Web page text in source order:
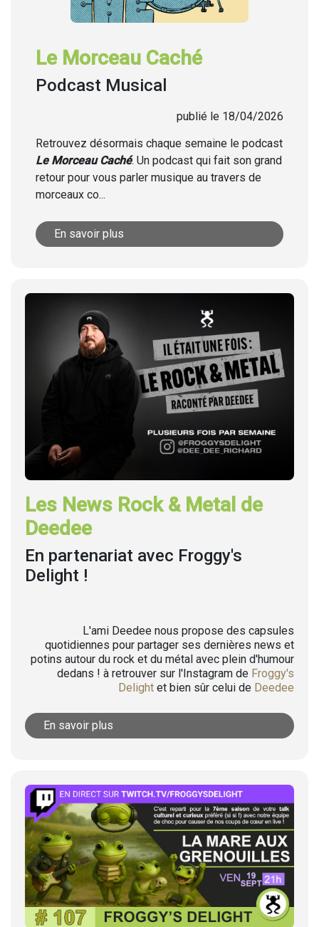
Le Morceau Caché
Podcast Musical
publié le 18/04/2026
Retrouvez désormais chaque semaine le podcast
Le Morceau Caché. Un podcast qui fait son grand
retour pour vous parler musique au travers de
morceaux co...
En savoir plus
Les News Rock & Metal de
Deedee
En partenariat avec Froggy's
Delight !
L'ami Deedee nous propose des capsules
quotidiennes pour partager ses dernières news et
potins autour du rock et du métal avec plein d'humour
dedans ! à retrouver sur l'Instagram de Froggy's
Delight et bien sûr celui de Deedee
En savoir plus